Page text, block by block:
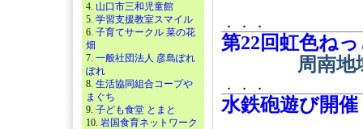
4. 山口市三和児童館
5. 学習支援教室スマイル
6. 子育てサークル 菜の花
畑
7. 一般社団法人 彦島ぽれ
ぽれ
8. 生活協同組合コープや
まぐち
9. 子ども食堂 とまと
10. 岩国食育ネットワーク
．．．
第22回虹色ね
周南地
．．．
水鉄砲遊び開催